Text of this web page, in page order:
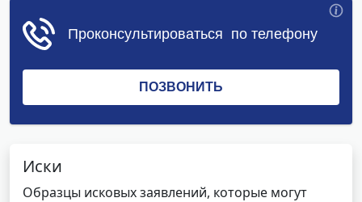
Иски
Образцы исковых заявлений, которые могут